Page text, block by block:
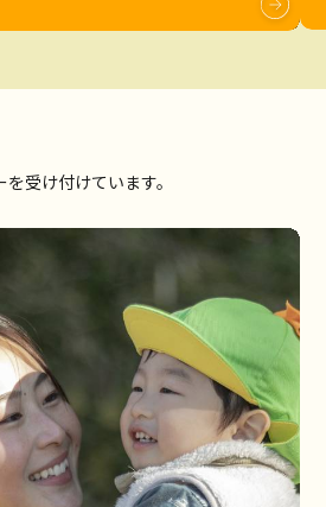
受け付けています。